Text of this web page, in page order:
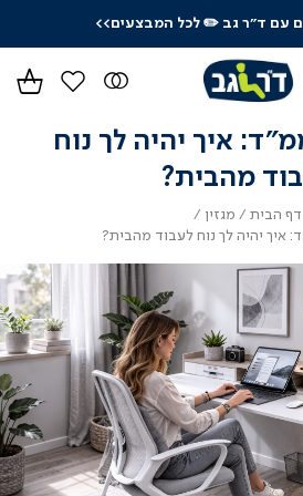
עם ד"ר גב✏️ לכל המבצעים>>
איך יהיה לך נוח
מהבית?
דף הבית דף
הבית
מגזין מגזין
יהיה לך נוח לעבוד מהבית?
לעבוד
מהבית?